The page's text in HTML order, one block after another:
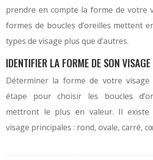
prendre en compte la forme de votre
formes de boucles d’oreilles mettent
types de visage plus que d’autres.
IDENTIFIER LA FORME DE SON VISAGE
Déterminer la forme de votre
étape pour choisir les boucles
mettront le plus en valeur. Il existe
visage principales : rond, ovale, carré,